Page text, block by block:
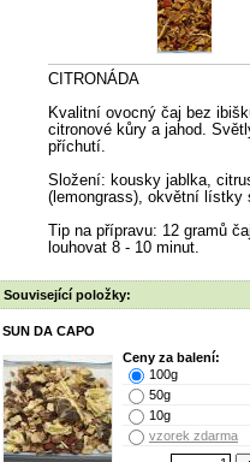
CITRONÁDA
Kvalitní ovocný čaj bez
citronové kůry a jahod.
příchutí.
Složení: kousky jablka,
(lemongrass), okvětní lístky
Tip na přípravu: 12 gramů
louhovat 8 - 10 minut.
Související položky:
SUN DA CAPO
Ceny za balení:
100g
50g
10g
vzorek zdarma